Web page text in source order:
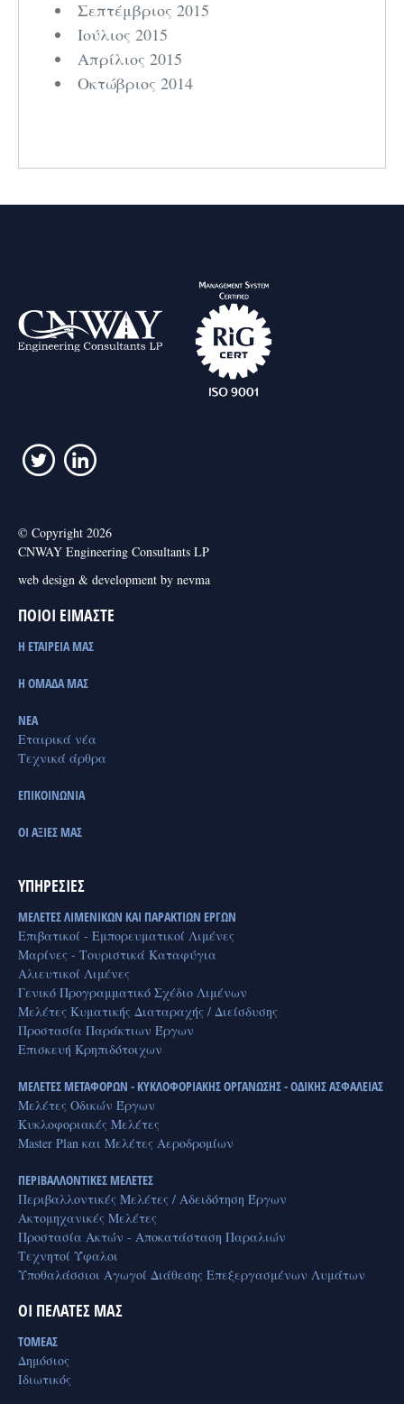
Σεπτέμβριος 2015
Ιούλιος 2015
Απρίλιος 2015
Οκτώβριος 2014
© Copyright 2026
CNWAY Engineering Consultants LP
web design & development by nevma
ΠΟΙΟΙ ΕΙΜΑΣΤΕ
Η ΕΤΑΙΡΕΙΑ ΜΑΣ
Η ΟΜΑΔΑ ΜΑΣ
ΝΕΑ
Εταιρικά νέα
Τεχνικά άρθρα
ΕΠΙΚΟΙΝΩΝΙΑ
ΟΙ ΑΞΙΕΣ ΜΑΣ
ΥΠΗΡΕΣΙΕΣ
ΜΕΛΕΤΕΣ ΛΙΜΕΝΙΚΩΝ ΚΑΙ ΠΑΡΑΚΤΙΩΝ ΕΡΓΩΝ
Επιβατικοί - Εμπορευματικοί Λιμένες
Μαρίνες - Τουριστικά Καταφύγια
Αλιευτικοί Λιμένες
Γενικό Προγραμματικό Σχέδιο Λιμένων
Μελέτες Κυματικής Διαταραχής / Διείσδυσης
Προστασία Παράκτιων Έργων
Επισκευή Κρηπιδότοιχων
ΜΕΛΕΤΕΣ ΜΕΤΑΦΟΡΩΝ - ΚΥΚΛΟΦΟΡΙΑΚΗΣ ΟΡΓΑΝΩΣΗΣ - ΟΔΙΚΗΣ ΑΣΦΑΛΕΙΑΣ
Μελέτες Οδικών Έργων
Κυκλοφοριακές Μελέτες
Master Plan και Μελέτες Αεροδρομίων
ΠΕΡΙΒΑΛΛΟΝΤΙΚΕΣ ΜΕΛΕΤΕΣ
Περιβαλλοντικές Μελέτες / Αδειδότηση Έργων
Ακτομηχανικές Μελέτες
Προστασία Ακτών - Αποκατάσταση Παραλιών
Τεχνητοί Ύφαλοι
Υποθαλάσσιοι Αγωγοί Διάθεσης Επεξεργασμένων Λυμάτων
ΟΙ ΠΕΛΑΤΕΣ ΜΑΣ
ΤΟΜΕΑΣ
Δημόσιος
Ιδιωτικός